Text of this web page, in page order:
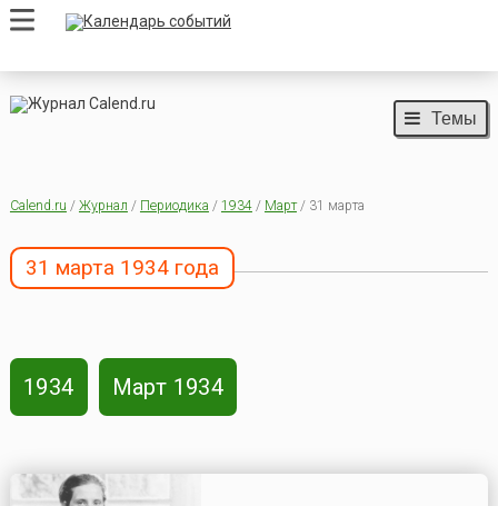
Темы
Calend.ru / Журнал / Периодика / 1934/ Март/ 31 марта
31 марта 1934 года
1934 Март 1934